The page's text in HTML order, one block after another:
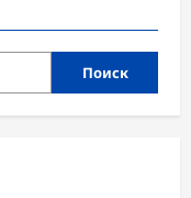
Поиск